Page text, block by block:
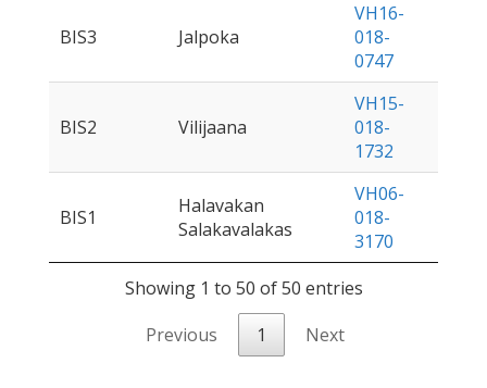
BIS3 Jalpoka
VH16-
018-
0747
BIS2 Vilijaana
VH15-
018-
1732
BIS1
Halavakan
Salakavalakas
VH06-
018-
3170
Showing 1 to 50 of 50 entries
Previous
1 Next